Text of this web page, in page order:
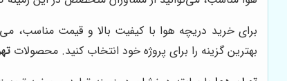
برای خرید دریچه هوا با کیفیت بالا و قیمت مناسب،
بهترین گزینه را برای پروژه خود انتخاب کنید. محصولات